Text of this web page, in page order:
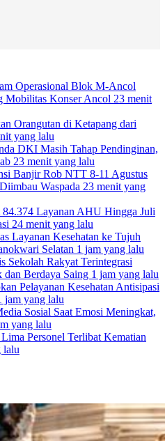
Operasional Blok M-Ancol
Mobilitas Konser Ancol 23 menit
Orangutan di Ketapang dari
yang lalu
DKI Masih Tahap Pendinginan,
23 menit yang lalu
Banjir Rob NTT 8-11 Agustus
Waspada 23 menit yang
84.374 Layanan AHU Hingga Juli
24 menit yang lalu
Layanan Kesehatan ke Tujuh
Selatan 1 jam yang lalu
Sekolah Rakyat Terintegrasi
dan Berdaya Saing 1 jam yang lalu
Pelayanan Kesehatan Antisipasi
jam yang lalu
Sosial Saat Emosi Meningkat,
yang lalu
Personel Terlibat Kematian
lalu